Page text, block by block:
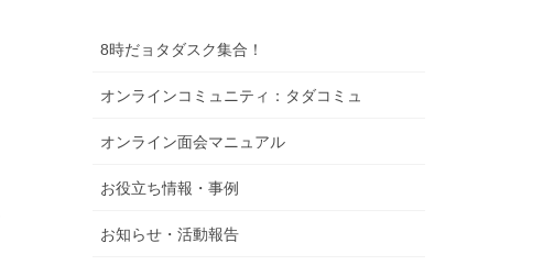
8時だョタダスク集合！
オンラインコミュニティ：タダコミュ
オンライン面会マニュアル
お役立ち情報・事例
お知らせ・活動報告